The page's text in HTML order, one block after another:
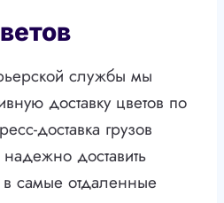
службы мы
доставку цветов по
доставка грузов
доставить
самые отдаленные